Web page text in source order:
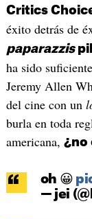
Critics
éxito detrás de
paparazzis
ha sido
Jeremy Allen
del cine con un
burla en toda
americana, ¿no
oh 😀
— jei